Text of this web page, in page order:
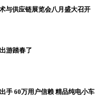
与供应链展览会八月盛大召开
游踏春了
手 60万用户信赖 精品纯电小车